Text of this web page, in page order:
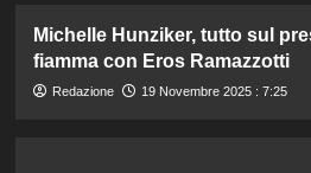
Michelle Hunziker, tutto sul
fiamma con Eros Ramazzotti
Redazione 19 Novembre 2025 : 7:25